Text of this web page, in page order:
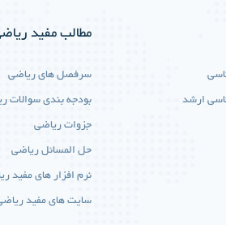
ارشد
مطالب مفید
سرفصل های ریاضی
بودجه بندی سوالات
جزوات ریاضی
حل المسائل ریاضی
نرم افزار های مفید
سایت های مفید